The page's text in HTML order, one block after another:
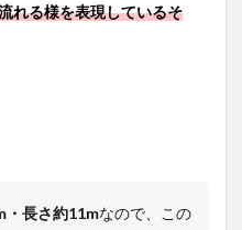
れる様を表現しているそ
・長さ約11mなので、この